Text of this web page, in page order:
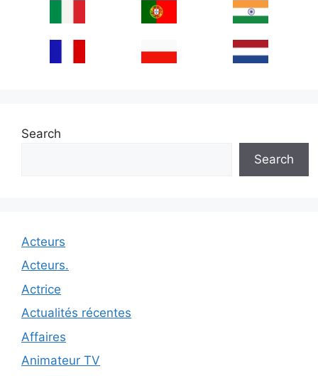
Search
Search
Acteurs
Acteurs.
Actrice
Actualités récentes
Affaires
Animateur TV